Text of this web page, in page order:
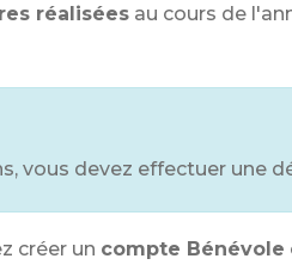
réalisées au cours de
vous devez effectuer une
créer un compte Bénévole